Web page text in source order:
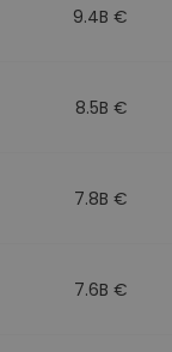
9.4B €
8.5B €
7.8B €
7.6B €